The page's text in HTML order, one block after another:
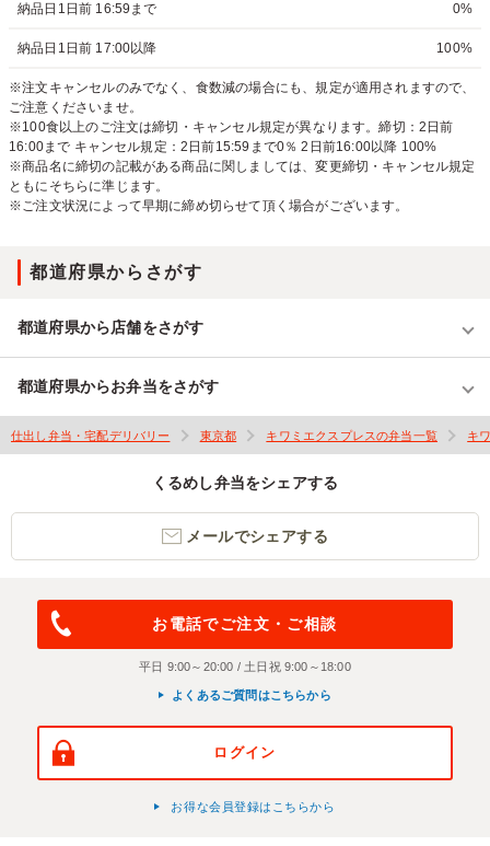
納品日1日前 16:59まで 0%
納品日1日前 17:00以降 100%
※注文キャンセルのみでなく、食数減の場合にも、規定が適用されますので、
ご注意くださいませ。
※100食以上のご注文は締切・キャンセル規定が異なります。締切：2日前
16:00まで キャンセル規定：2日前15:59まで0％ 2日前16:00以降 100%
※商品名に締切の記載がある商品に関しましては、変更締切・キャンセル規定
ともにそちらに準じます。
※ご注文状況によって早期に締め切らせて頂く場合がございます。
都道府県からさがす
都道府県から店舗をさがす
都道府県からお弁当をさがす
仕出し弁当・宅配デリバリー 東京都 キワミエクスプレスの弁当一覧 キ
くるめし弁当をシェアする
メールでシェアする
お電話でご注文・ご相談
平日 9:00～20:00 / 土日祝 9:00～18:00
よくあるご質問はこちらから
ログイン
お得な会員登録はこちらから